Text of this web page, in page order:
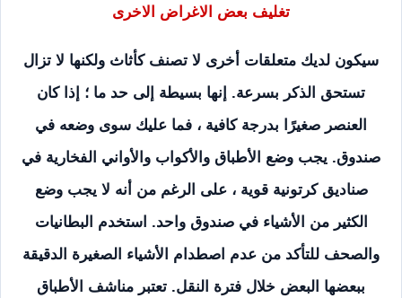
تغليف بعض الاغراض الاخرى
سيكون لديك متعلقات أخرى لا تصنف كأثاث ولكنها لا تزال
تستحق الذكر بسرعة. إنها بسيطة إلى حد ما ؛ إذا كان
العنصر صغيرًا بدرجة كافية ، فما عليك سوى وضعه في
صندوق. يجب وضع الأطباق والأكواب والأواني الفخارية في
صناديق كرتونية قوية ، على الرغم من أنه لا يجب وضع
الكثير من الأشياء في صندوق واحد. استخدم البطانيات
والصحف للتأكد من عدم اصطدام الأشياء الصغيرة الدقيقة
ببعضها البعض خلال فترة النقل. تعتبر مناشف الأطباق